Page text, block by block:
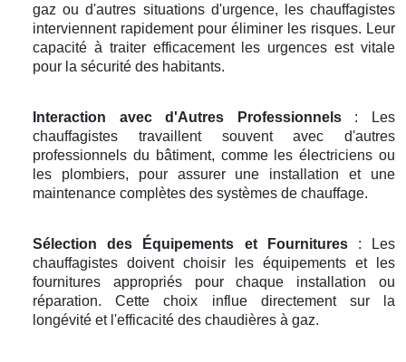
gaz ou d'autres situations d'urgence, les chauffagistes
interviennent rapidement pour éliminer les risques. Leur
capacité à traiter efficacement les urgences est vitale
pour la sécurité des habitants.
Interaction avec d'Autres Professionnels: Les
chauffagistes travaillent souvent avec d'autres
professionnels du bâtiment, comme les électriciens ou
les plombiers, pour assurer une installation et une
maintenance complètes des systèmes de chauffage.
Sélection des Équipements et Fournitures: Les
chauffagistes doivent choisir les équipements et les
fournitures appropriés pour chaque installation ou
réparation. Cette choix influe directement sur la
longévité et l'efficacité des chaudières à gaz.